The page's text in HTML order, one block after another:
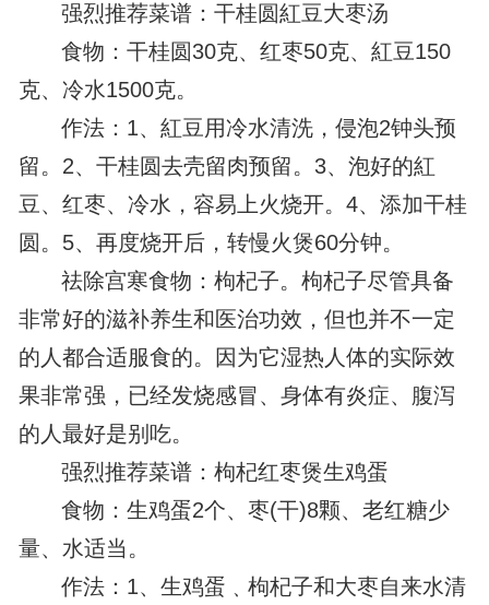
强烈推荐菜谱：干桂圆紅豆大枣汤
食物：干桂圆30克、红枣50克、紅豆150
克、冷水1500克。
作法：1、紅豆用冷水清洗，侵泡2钟头预
留。2、干桂圆去壳留肉预留。3、泡好的紅
豆、红枣、冷水，容易上火烧开。4、添加干桂
圆。5、再度烧开后，转慢火煲60分钟。
祛除宫寒食物：枸杞子。枸杞子尽管具备
非常好的滋补养生和医治功效，但也并不一定
的人都合适服食的。因为它湿热人体的实际效
果非常强，已经发烧感冒、身体有炎症、腹泻
的人最好是别吃。
强烈推荐菜谱：枸杞红枣煲生鸡蛋
食物：生鸡蛋2个、枣(干)8颗、老红糖少
量、水适当。
作法：1、生鸡蛋﹑枸杞子和大枣自来水清